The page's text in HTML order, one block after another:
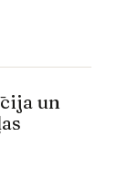
un